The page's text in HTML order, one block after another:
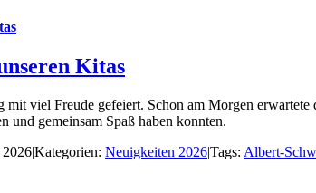
Kitas
viel Freude gefeiert. Schon am Morgen
und gemeinsam Spaß haben konnten.
2026|Kategorien: Neuigkeiten 2026|Tags: Albert-